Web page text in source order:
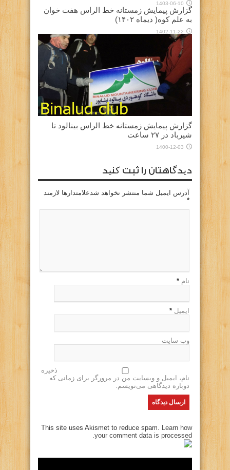
1403-06-10
گزارش پیمایش زمستانه خط الراس هفت خوان
به علم کوه( دیماه ۱۴۰۲)
1402-11-22
گزارش پیمایش زمستانه خط الراس بینالود تا
شیرباد در ۲۷ ساعت
1400-12-03
دیدگاهتان را ثبت کنید
آدرس ایمیل شما منتشر نخواهد شدعلامتدارها لازمند
*
نام *
ایمیل *
وب سایت
ذخیره
نام، ایمیل و وبسایت من در مرورگر برای زمانی که
دوباره دیدگاهی می‌نویسم.
This site uses Akismet to reduce spam. Learn how
your comment data is processed.